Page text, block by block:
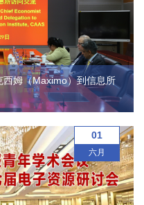
姆（Maximo）到信息所
01
六月